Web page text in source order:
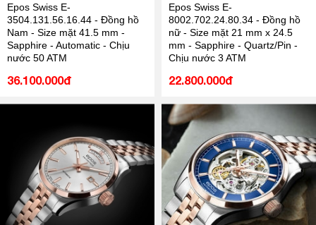
Epos Swiss E-
3504.131.56.16.44 - Đồng hồ
Nam - Size mặt 41.5 mm -
Sapphire - Automatic - Chịu
nước 50 ATM
36.100.000đ
Epos Swiss E-
8002.702.24.80.34 - Đồng hồ
nữ - Size mặt 21 mm x 24.5
mm - Sapphire - Quartz/Pin -
Chịu nước 3 ATM
22.800.000đ